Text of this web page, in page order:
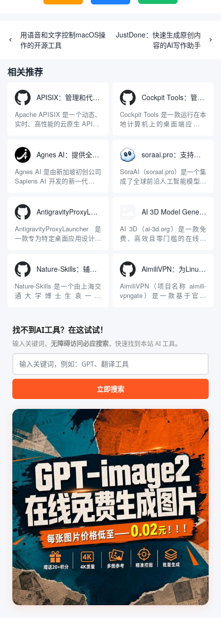
用语音和文字控制macOS操
作的开源工具
JustDone：快速生成原创内
容的AI写作助手
相关推荐
APISIX：管理和代理API及大模型流量的高性能网关
Apache APISIX 是一个动态、
实时、高性能的云原生 API 网
LuaJIT 构建，并在 2019 年作
为顶级开源项目捐赠给
Apache 软件基金会。APISIX
彻底摒...
Cockpit Tools：管理多个AI编程IDE账号与配置多开独立实例的本地桌面应用
Cockpit Tools 是一款运行在本
地计算机上的桌面端应用程
程助手的账号与运行环境而设
计。它目前支持包括
Antigravity IDE、Codex、
GitHub Copilo...
Agnes AI：提供全模态模型免费API、支持图文视频生成与复杂工程执行的智能体平台
Agnes AI 是由新加坡初创公司
Sapiens AI 开发的新一代多模
限制，提供集文本、图像、视
频生成于一体的“全模态”大模
型能力。平台的核心产品矩阵
包括主打自动化工作流的
soraai.pro：支持多模型文字转视频和图像生成的在线创作工具
SoraAI（soraai.pro）是一个集
成了全球前沿人工智能模型的
者、营销人员及广大用户提供
生成解决方案。网站的核心优
势在于其强大的多模型聚合能
AntigravityProxyLauncher：免TUN全局代理使用Antigravity IDE
AntigravityProxyLauncher 是
一款专为特定桌面应用设计的
Windows 平台。当用户使用桌
面版 Gemini 客户端或
Antigravity IDE ...
AI 3D Model Generator：通过文本和图像快速生成3D模型的在线工具
AI 3D（ai-3d.org）是一款免
费、高效且零门槛的在线AI
动Seed 3D两大行业领先的AI
模型架构，致力于帮助用户无
需掌握复杂的3D拓扑知识或昂
贵的专业软件，即可在...
Nature-Skills：辅助撰写学术论文和绘制科研图表的智能体插件
Nature-Skills 是一个由上海交
通大学博士生袁一哲
Nature、Science、Cell 等）
的论文撰写与发表流程设计。
该工具集以智能体插...
AimiliVPN：为Linux提供纯净出站家庭IP的VPN代理网关
AimiliVPN（项目名称 aimili-
vpngate）是一款基于官方
纯 Python 标准库编写，用户
无需安装...
找不到AI工具？在这试试！
输入关键词， 无障碍访问必应搜索，快速找到本站 AI 工具。
立即搜索